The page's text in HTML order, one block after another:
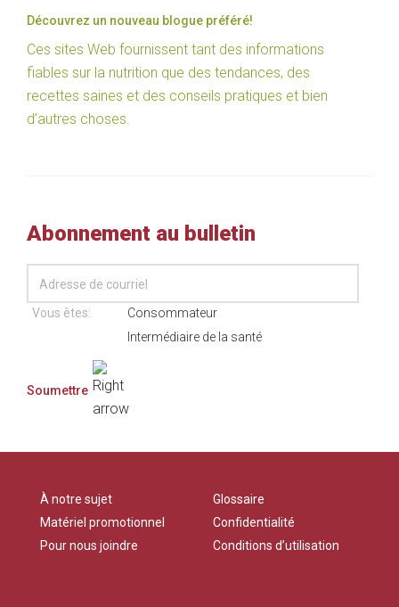
Découvrez un nouveau blogue préféré!
Ces sites Web fournissent tant des informations
fiables sur la nutrition que des tendances, des
recettes saines et des conseils pratiques et bien
d’autres choses.
Abonnement au bulletin
Vous êtes:
Consommateur
Intermédiaire de la santé
À notre sujet
Matériel promotionnel
Pour nous joindre
Glossaire
Confidentialité
Conditions d’utilisation